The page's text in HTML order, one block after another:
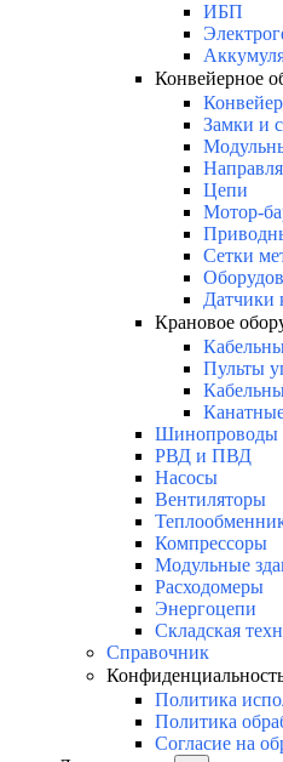
ИБП
Конвейерное
Замки и
Цепи
Мотор-
Сетки
Датчики
Крановое
Пульты
Шинопроводы
РВД и ПВД
Насосы
Вентиляторы
Компрессоры
Модульные
Расходомеры
Энергоцепи
Складская
Справочник
Политика
Политика
Согласие на